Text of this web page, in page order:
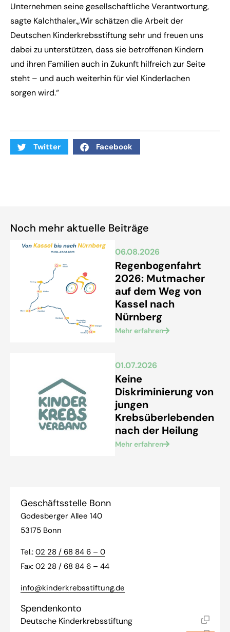
Unternehmen seine gesellschaftliche Verantwortung,
sagte Kalchthaler.„Wir schätzen die Arbeit der
Deutschen Kinderkrebsstiftung sehr und freuen uns
dabei zu unterstützen, dass sie betroffenen Kindern
und ihren Familien auch in Zukunft hilfreich zur Seite
steht – und auch weiterhin für viel Kinderlachen
sorgen wird.“
Twitter Facebook
Noch mehr aktuelle Beiträge
06.08.2026
Regenbogenfahrt
2026: Mutmacher
auf dem Weg von
Kassel nach
Nürnberg
Mehr erfahren
01.07.2026
Keine
Diskriminierung von
jungen
Krebsüberlebenden
nach der Heilung
Mehr erfahren
Geschäftsstelle Bonn
Godesberger Allee 140
53175 Bonn
Tel.: 02 28 / 68 84 6 – 0
Fax: 02 28 / 68 84 6 – 44
info@kinderkrebsstiftung.de
Spendenkonto
Deutsche Kinderkrebsstiftung